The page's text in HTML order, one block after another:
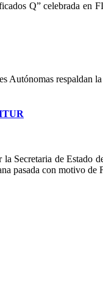
Q” celebrada en
Autónomas respaldan
Secretaria de
pasada con motivo de